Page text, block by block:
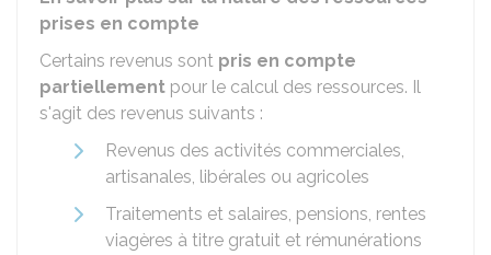
prises en compte
Certains revenus sont pris en compte
partiellement pour le calcul des ressources. Il
s'agit des revenus suivants :
Revenus des activités commerciales,
artisanales, libérales ou agricoles
Traitements et salaires, pensions, rentes
viagères à titre gratuit et rémunérations